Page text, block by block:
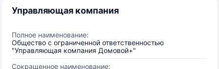
Управляющая компания
Полное наименование:
Общество с ограниченной ответственностью
"Управляющая компания Домовой+"
Сокращенное наименование: